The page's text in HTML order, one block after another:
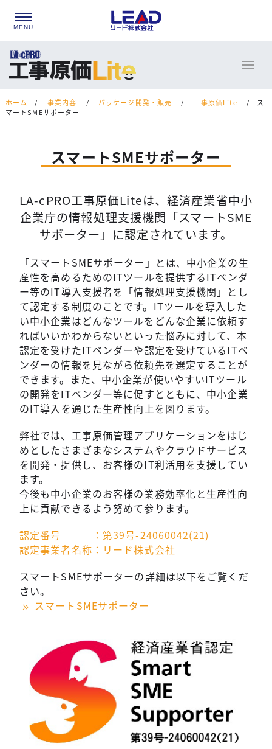
ホーム / 事業内容 / パッケージ開発・販売 / 工事原価Lite /
ス
マートSMEサポーター
スマートSMEサポーター
LA-cPRO工事原価Liteは、経済産業省中小
企業庁の情報処理支援機関「スマートSME
サポーター」に認定されています。
「スマートSMEサポーター」とは、中小企業の生
産性を高めるためのITツールを提供するITベンダ
ー等のIT導入支援者を「情報処理支援機関」とし
て認定する制度のことです。ITツールを導入した
い中小企業はどんなツールをどんな企業に依頼す
ればいいかわからないといった悩みに対して、本
認定を受けたITベンダーや認定を受けているITベ
ンダーの情報を見ながら依頼先を選定することが
できます。また、中小企業が使いやすいITツール
の開発をITベンダー等に促すとともに、中小企業
のIT導入を通じた生産性向上を図ります。
弊社では、工事原価管理アプリケーションをはじ
めとしたさまざまなシステムやクラウドサービス
を開発・提供し、お客様のIT利活用を支援してい
ます。
今後も中小企業のお客様の業務効率化と生産性向
上に貢献できるよう努めて参ります。
認定番号 ：第39号-24060042(21)
認定事業者名称：リード株式会社
スマートSMEサポーターの詳細は以下をご覧くだ
さい。
スマートSMEサポーター